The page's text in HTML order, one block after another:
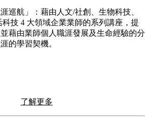
巡航」：藉由人文/社創、生物科技、
技 4 大領域企業業師的系列講座，提
藉由業師個人職涯發展及生命經驗的分
的學習契機。
了解更多